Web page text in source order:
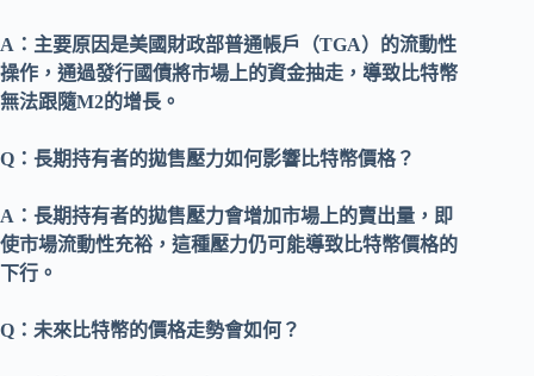
A： 主要原因是美國財政部普通帳戶（TGA）的流動性
操作，通過發行國債將市場上的資金抽走，導致比特幣
無法跟隨M2的增長。
Q： 長期持有者的拋售壓力如何影響比特幣價格？
A： 長期持有者的拋售壓力會增加市場上的賣出量，即
使市場流動性充裕，這種壓力仍可能導致比特幣價格的
下行。
Q： 未來比特幣的價格走勢會如何？